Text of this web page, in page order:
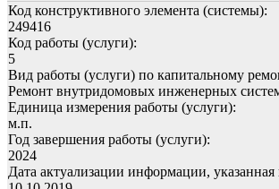
Код конструктивного элемента (системы):
249416
Код работы (услуги):
5
Вид работы (услуги) по капитальному
Ремонт внутридомовых инженерных
Единица измерения работы (услуги):
м.п.
Год завершения работы (услуги):
2024
Дата актуализации информации, указанная